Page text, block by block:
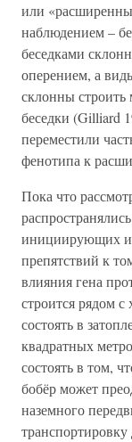
или
наблюдением –
беседками
оперением, а
склонны
беседки (Gilliard
переместили
фенотипа к
Пока что
инициирующих
препятствий к
влияния гена
строится рядом
состоять в
квадратных
состоять в том,
бобёр может
наземного